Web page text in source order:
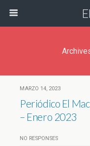
MARZO 14, 2023
Periódico El
– Enero 2023
NO RESPONSES